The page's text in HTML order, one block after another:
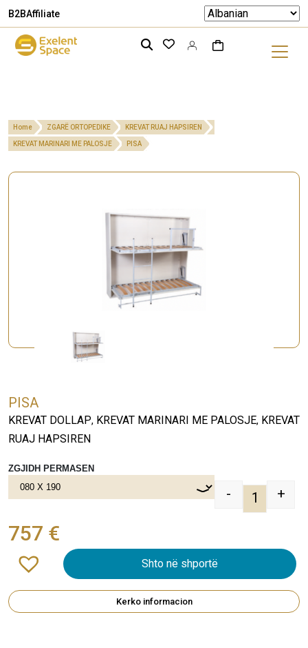
B2BAffiliate
Home ZGARË ORTOPEDIKE KREVAT RUAJ HAPSIREN
KREVAT MARINARI ME PALOSJE PISA
PISA
KREVAT DOLLAP, KREVAT MARINARI ME PALOSJE, KREVAT
RUAJ HAPSIREN
ZGJIDH PERMASEN
PISA
- +
757 €
Shto në shportë
Kerko informacion